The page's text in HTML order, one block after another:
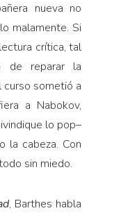
nueva no
malamente. Si
crítica, tal
de reparar la
curso sometió a
a Nabokov,
lo pop–
la cabeza. Con
sin miedo.
, Barthes habla